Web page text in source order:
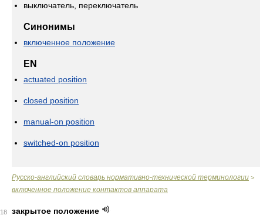
выключатель, переключатель
Синонимы
включенное положение
EN
actuated position
closed position
manual-on position
switched-on position
Русско-английский словарь нормативно-технической терминологии >
включенное положение контактов аппарата
18
закрытое положение